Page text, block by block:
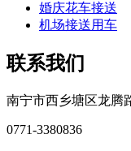
婚庆花车接送
机场接送用车
联系我们
南宁市西乡塘区龙腾
0771-3380836